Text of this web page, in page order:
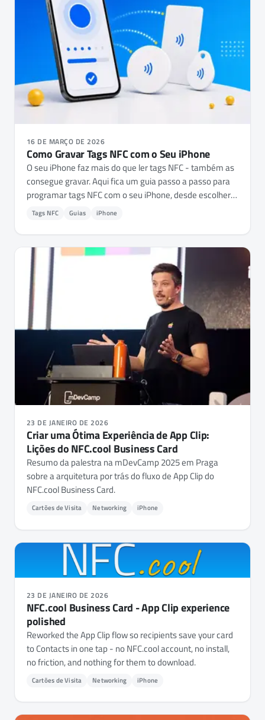
16 DE MARÇO DE 2026
Como Gravar Tags NFC com o Seu iPhone
O seu iPhone faz mais do que ler tags NFC - também as
consegue gravar. Aqui fica um guia passo a passo para
programar tags NFC com o seu iPhone, desde escolher
as tags certas até gravar URLs, credenciais de Wi-Fi,
Tags NFC Guias iPhone
23 DE JANEIRO DE 2026
Criar uma Ótima Experiência de App Clip:
Lições do NFC.cool Business Card
Resumo da palestra na mDevCamp 2025 em Praga
sobre a arquitetura por trás do fluxo de App Clip do
NFC.cool Business Card.
Cartões de Visita Networking iPhone
23 DE JANEIRO DE 2026
NFC.cool Business Card - App Clip experience
polished
Reworked the App Clip flow so recipients save your card
to Contacts in one tap - no NFC.cool account, no install,
no friction, and nothing for them to download.
Cartões de Visita Networking iPhone